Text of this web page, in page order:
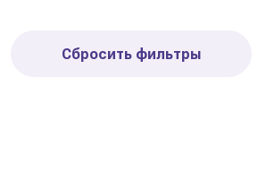
Сбросить фильтры